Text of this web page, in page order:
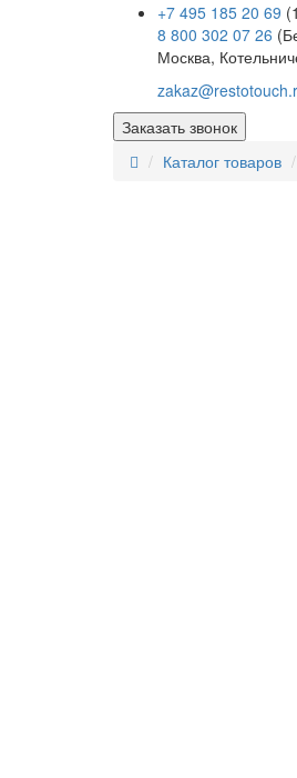
+7 495 185 20 69
8 800 302 07 26
Москва,
Заказать звонок
Каталог товаров